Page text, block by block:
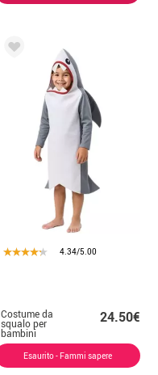
4.34/5.00
Costume da
squalo per
bambini
24.50€
Esaurito - Fammi sapere